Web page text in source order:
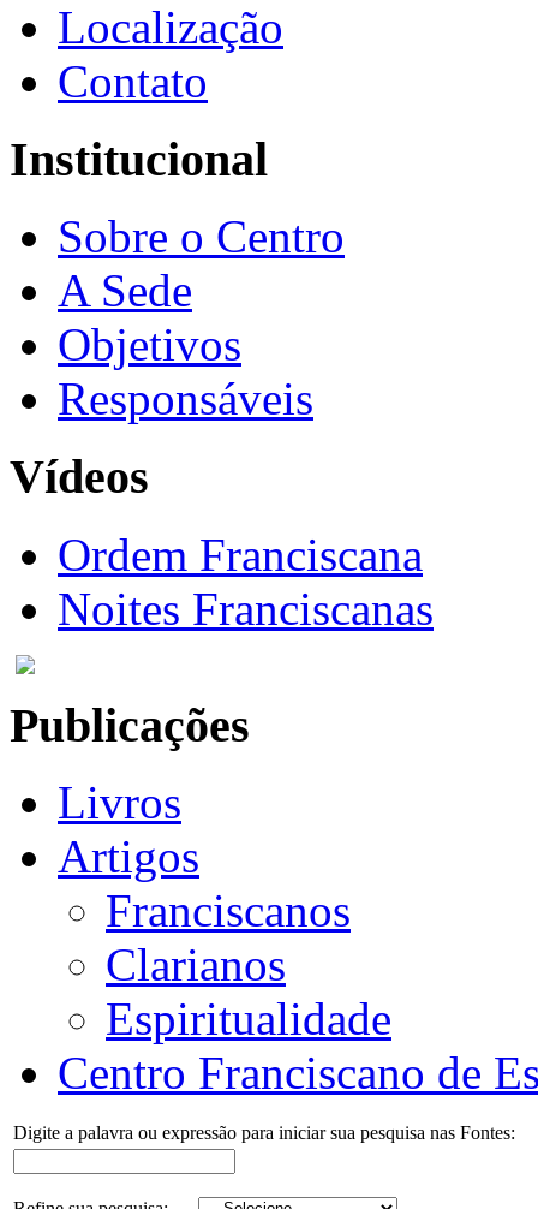
Localização
Contato
Institucional
Sobre o Centro
A Sede
Objetivos
Responsáveis
Vídeos
Ordem Franciscana
Noites Franciscanas
Publicações
Livros
Artigos
Franciscanos
Clarianos
Espiritualidade
Centro Franciscano de
Digite a palavra ou expressão para iniciar sua pesquisa nas Fontes: